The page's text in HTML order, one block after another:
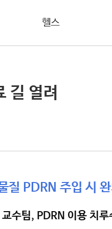
헬스
길 열려
질 PDRN 주입 시
수팀, PDRN 이용 치